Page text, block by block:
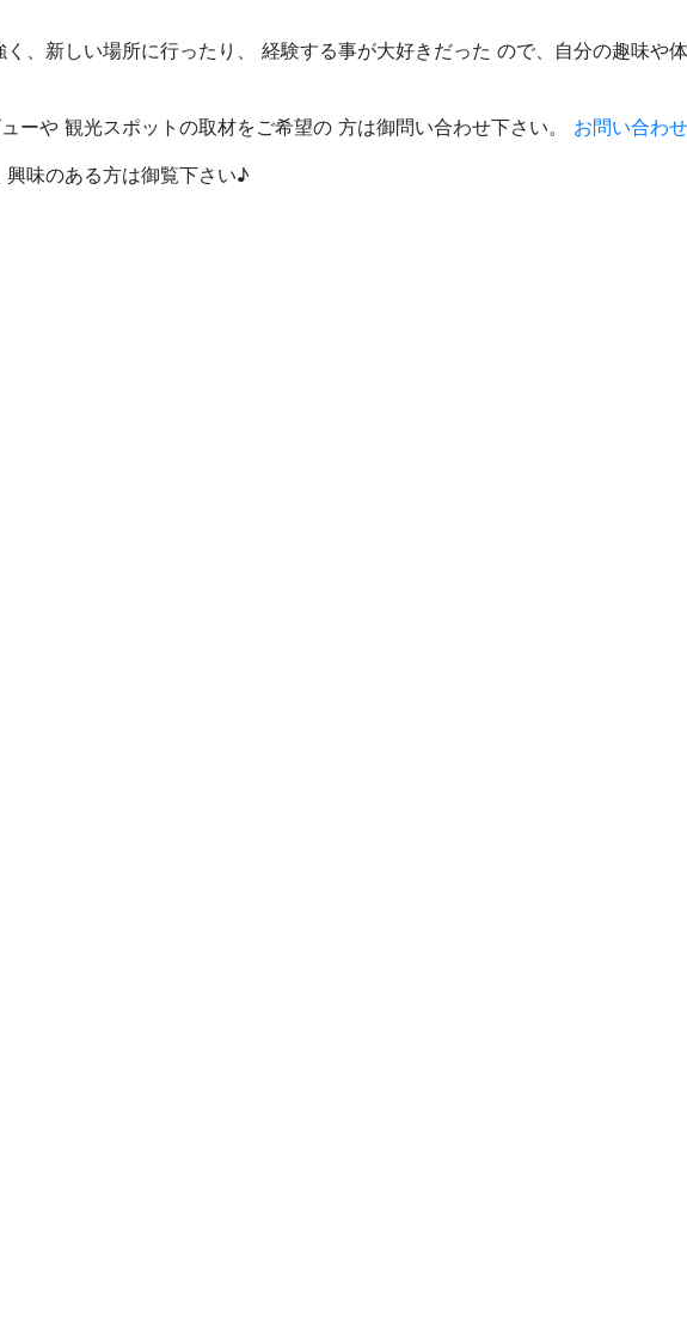
、新しい場所に行ったり、 経験する事が大好きだった ので、自分の趣味や
ーや 観光スポットの取材をご希望の 方は御問い合わせ下さい。 お問い合わ
味のある方は御覧下さい♪